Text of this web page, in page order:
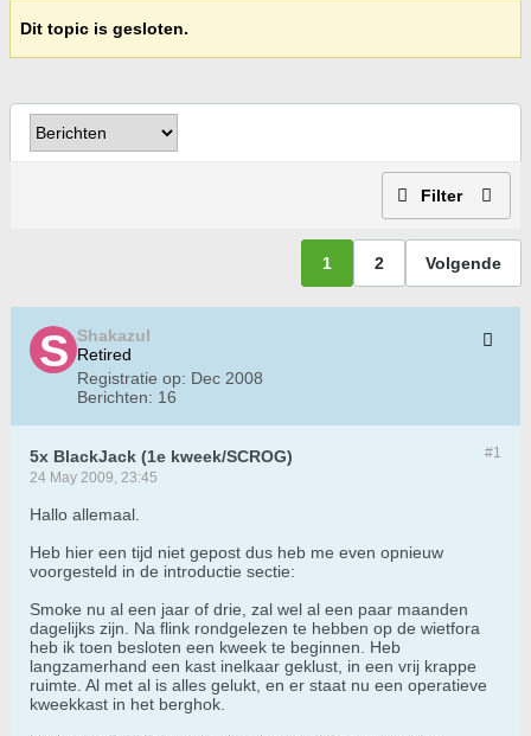
Dit topic is gesloten.
Filter
1 2 Volgende
Shakazul
Retired
Registratie op: Dec 2008
Berichten: 16
#1
5x BlackJack (1e kweek/SCROG)
24 May 2009, 23:45
Hallo allemaal.
Heb hier een tijd niet gepost dus heb me even opnieuw
voorgesteld in de introductie sectie:
Smoke nu al een jaar of drie, zal wel al een paar maanden
dagelijks zijn. Na flink rondgelezen te hebben op de wietfora
heb ik toen besloten een kweek te beginnen. Heb
langzamerhand een kast inelkaar geklust, in een vrij krappe
ruimte. Al met al is alles gelukt, en er staat nu een operatieve
kweekkast in het berghok.